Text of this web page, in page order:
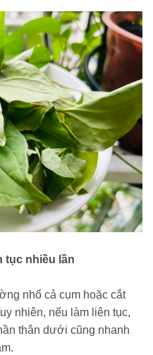
tục nhiều lần
nhổ cả cụm hoặc cắt
nhiên, nếu làm liên tục,
thân dưới cũng nhanh